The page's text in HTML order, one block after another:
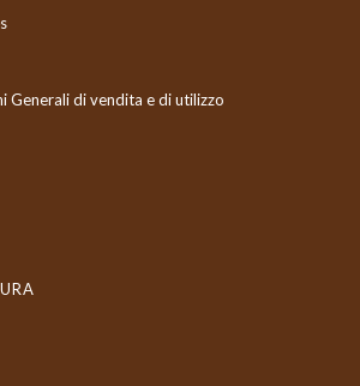
Generali di vendita e di utilizzo